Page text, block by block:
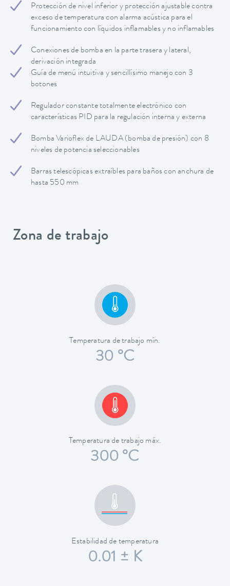
Protección de nivel inferior y protección ajustable contra
exceso de temperatura con alarma acústica para el
funcionamiento con líquidos inflamables y no inflamables
Conexiones de bomba en la parte trasera y lateral,
derivación integrada
Guía de menú intuitiva y sencillísimo manejo con 3
botones
Regulador constante totalmente electrónico con
características PID para la regulación interna y externa
Bomba Varioflex de LAUDA (bomba de presión) con 8
niveles de potencia seleccionables
Barras telescópicas extraíbles para baños con anchura de
hasta 550 mm
Zona de trabajo
Temperatura de trabajo mín.
30 °C
Temperatura de trabajo máx.
300 °C
Estabilidad de temperatura
0.01 ± K